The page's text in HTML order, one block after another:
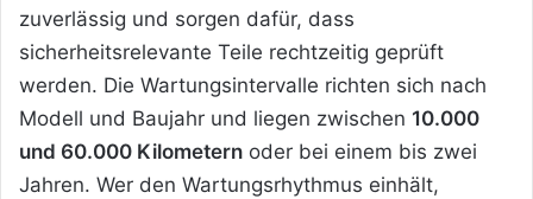
zuverlässig und sorgen dafür, dass
sicherheitsrelevante Teile rechtzeitig geprüft
werden. Die Wartungsintervalle richten sich nach
Modell und Baujahr und liegen zwischen 10.000
und 60.000 Kilometern oder bei einem bis zwei
Jahren. Wer den Wartungsrhythmus einhält,